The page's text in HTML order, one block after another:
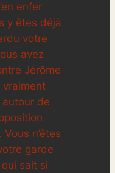
enfer
y êtes déjà
votre
avez
Jérôme
vraiment
autour de
n’êtes
garde
sait si